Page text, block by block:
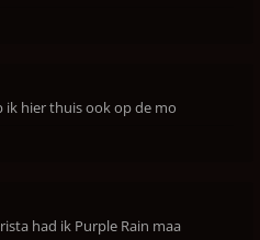
ik hier thuis ook op de mo
had ik Purple Rain maa